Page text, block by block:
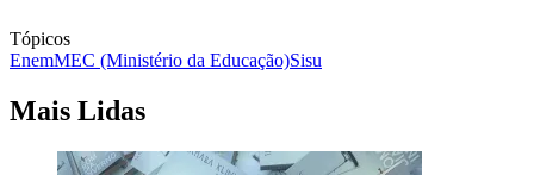
Tópicos
EnemMEC (Ministério da Educação)Sisu
Mais Lidas